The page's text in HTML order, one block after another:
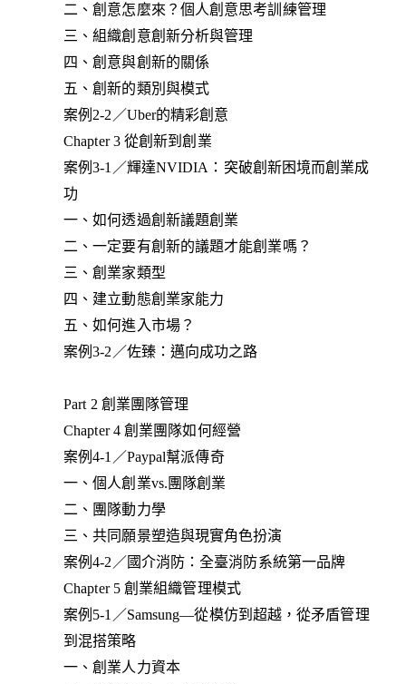
二、創意怎麼來？個人創意思考訓練管理
三、組織創意創新分析與管理
四、創意與創新的關係
五、創新的類別與模式
案例2-2／Uber的精彩創意
Chapter 3 從創新到創業
案例3-1／輝達NVIDIA：突破創新困境而創業成
功
一、如何透過創新議題創業
二、一定要有創新的議題才能創業嗎？
三、創業家類型
四、建立動態創業家能力
五、如何進入市場？
案例3-2／佐臻：邁向成功之路
Part 2 創業團隊管理
Chapter 4 創業團隊如何經營
案例4-1／Paypal幫派傳奇
一、個人創業vs.團隊創業
二、團隊動力學
三、共同願景塑造與現實角色扮演
案例4-2／國介消防：全臺消防系統第一品牌
Chapter 5 創業組織管理模式
案例5-1／Samsung—從模仿到超越，從矛盾管理
到混搭策略
一、創業人力資本